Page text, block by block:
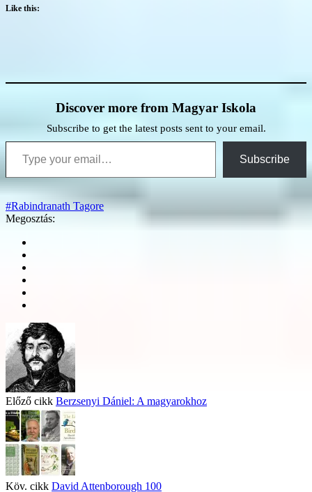
Like this:
Discover more from Magyar Iskola
Subscribe to get the latest posts sent to your email.
Type your email…
Subscribe
#Rabindranath Tagore
Megosztás:
Előző cikk Berzsenyi Dániel: A magyarokhoz
Köv. cikk David Attenborough 100